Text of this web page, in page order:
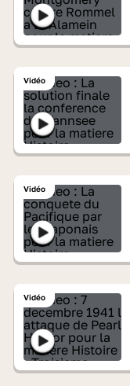
Vidéo
Vidéo
Vidéo